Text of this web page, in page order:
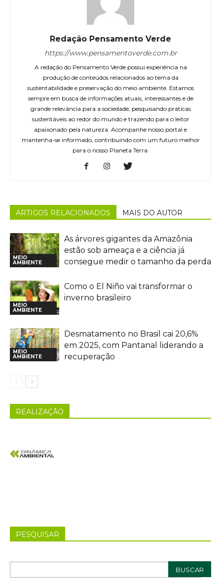
Redação Pensamento Verde
https://www.pensamentoverde.com.br
A redação do Pensamento Verde possui experiência na
produção de conteúdos relacionados ao tema da
sustentabilidade e preservação do meio ambiente. Estamos
sempre em busca de informações atuais, interessantes e de
grande relevância para a sociedade, pesquisando práticas
sustentáveis ao redor do mundo e trazendo para o leitor
apaixonado pela natureza. Acompanhe nosso portal e
mantenha-se informado, contribuindo com um futuro melhor
para o nosso Planeta Terra.
ARTIGOS RELACIONADOS MAIS DO AUTOR
MEIO
AMBIENTE
As árvores gigantes da Amazônia
estão sob ameaça e a ciência já
consegue medir o tamanho da perda
MEIO
AMBIENTE
Como o El Niño vai transformar o
inverno brasileiro
MEIO
AMBIENTE
Desmatamento no Brasil cai 20,6%
em 2025, com Pantanal liderando a
recuperação
REALIZAÇÃO
PESQUISAR